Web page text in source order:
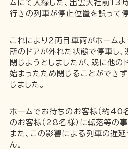
沿線マップ
企業情報
採用情報
一畑電車の社会的責任について
一畑電車国民保護業務計画（PDF）
SDGsの取り組み
広告掲出
ムにて入線した、出雲大社前13
行きの列車が停止位置を誤って停
これにより２両目車両がホーム
所のドアが外れた状態で停車し
閉じようとしましたが、既に他
始まったため閉じることができ
じました。
ホームでお待ちのお客様（約40
のお客様（28名様）に転落等の事
また、この影響による列車の遅
ん。